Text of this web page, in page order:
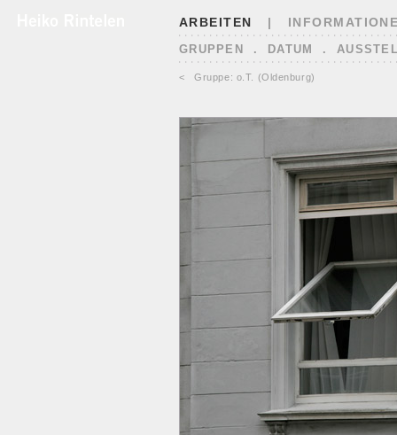
ARBEITEN |
GRUPPEN . DATUM .
< Gruppe: o.T. (Oldenburg)